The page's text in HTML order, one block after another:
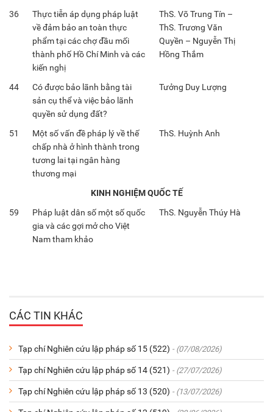
36
Thực tiễn áp dụng pháp luật
về đảm bảo an toàn thực
phẩm tại các chợ đầu mối
thành phố Hồ Chí Minh và các
kiến nghị
ThS. Võ Trung Tín –
ThS. Trương Văn
Quyền – Nguyễn Thị
Hồng Thắm
44
Có được bảo lãnh bằng tài
sản cụ thể và việc bảo lãnh
quyền sử dụng đất?
Tưởng Duy Lượng
51
Một số vấn đề pháp lý về thế
chấp nhà ở hình thành trong
tương lai tại ngân hàng
thương mại
ThS. Huỳnh Anh
KINH NGHIỆM QUỐC TẾ
59
Pháp luật dân số một số quốc
gia và các gợi mở cho Việt
Nam tham khảo
ThS. Nguyễn Thúy Hà
CÁC TIN KHÁC
Tạp chí Nghiên cứu lập pháp số 15 (522) - (07/08/2026)
Tạp chí Nghiên cứu lập pháp số 14 (521) - (27/07/2026)
Tạp chí Nghiên cứu lập pháp số 13 (520) - (13/07/2026)